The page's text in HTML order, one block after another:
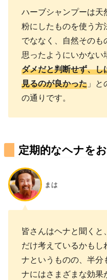
ハーブシャンプーは天
粉にしたものを使う
でななく、自然その
思ったようにいかな
ダメだと判断せず、
見るのが良かった 」
の通りです。
定期的なヘナを
まは
皆さんはヘナと聞くと
だけ考えているかも
ナというものの、半
ナにはさまざまな効